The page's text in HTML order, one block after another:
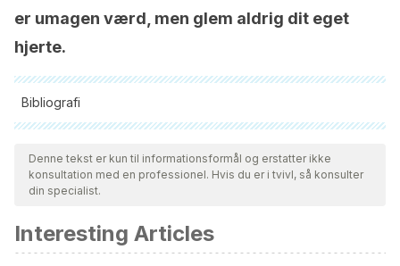
er umagen værd, men glem aldrig dit eget
hjerte.
Bibliografi
Alle citerede kilder blev grundigt gennemgået af vores team
for at sikre deres kvalitet, pålidelighed, aktualitet og validitet.
Bibliografien i denne artikel blev betragtet som pålidelig og af
Kahneman, D. (1999). Objective happiness. In
foundations of hedonic psychology.
Denne tekst er kun til informationsformål og erstatter ikke
konsultation med en professionel. Hvis du er i tvivl, så konsulter
din specialist.
Interesting Articles